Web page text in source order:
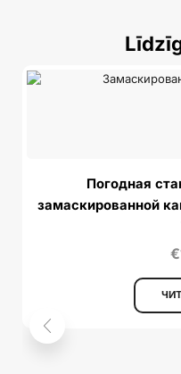
Погодная
замаскированной
€